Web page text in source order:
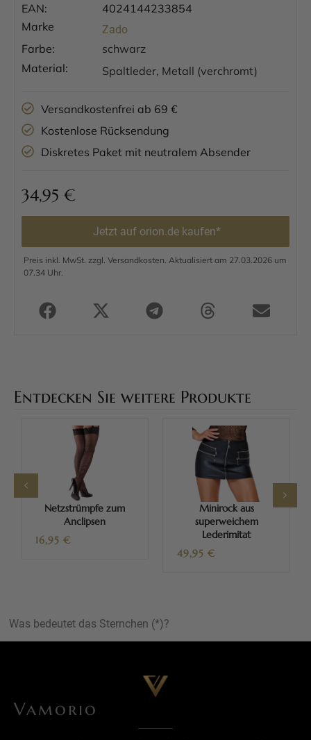
EAN:
4024144233854
Marke
Zado
Farbe:
schwarz
Material:
Spaltleder, Metall (verchromt)
Versandkostenfrei ab 69 €
Kostenlose Rücksendung
Diskretes Paket mit neutralem Absender
34,95 €
Jetzt auf orion.de kaufen*
Preis inkl. MwSt. zzgl. Versandkosten. Aktualisiert am 27.03.2026 um
07.34 Uhr.
Entdecken Sie weitere Produkte
Netzstrümpfe zum
Anclipsen
16,95 €
Minirock aus
superweichem
Lederimitat
49,95 €
Was bedeutet das Sternchen (*)?
Vamorio